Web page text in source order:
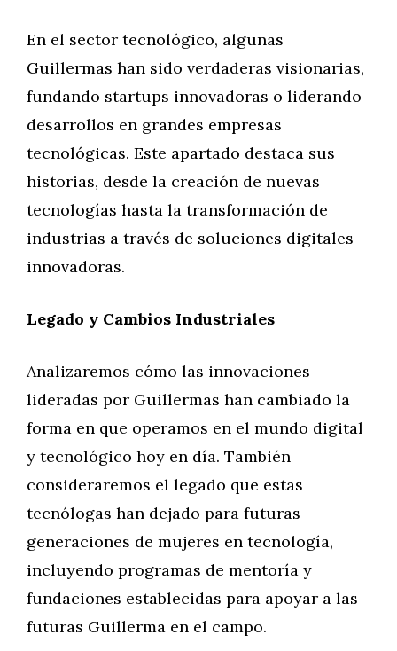
En el sector tecnológico, algunas
Guillermas han sido verdaderas visionarias,
fundando startups innovadoras o liderando
desarrollos en grandes empresas
tecnológicas. Este apartado destaca sus
historias, desde la creación de nuevas
tecnologías hasta la transformación de
industrias a través de soluciones digitales
innovadoras.
Legado y Cambios Industriales
Analizaremos cómo las innovaciones
lideradas por Guillermas han cambiado la
forma en que operamos en el mundo digital
y tecnológico hoy en día. También
consideraremos el legado que estas
tecnólogas han dejado para futuras
generaciones de mujeres en tecnología,
incluyendo programas de mentoría y
fundaciones establecidas para apoyar a las
futuras Guillerma en el campo.